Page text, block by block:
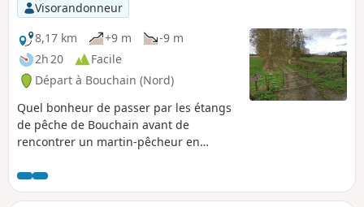
Visorandonneur
8,17 km
+9 m
-9 m
2h 20
Facile
Départ à Bouchain (Nord)
Quel bonheur de passer par les étangs
de pêche de Bouchain avant de
rencontrer un martin-pêcheur en